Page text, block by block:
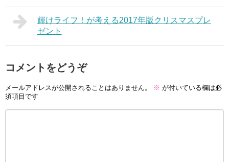
輝けライフ！が考える2017年版クリスマスプレ
ゼント
コメントをどうぞ
メールアドレスが公開されることはありません。 ※ が付いている欄は必
須項目です